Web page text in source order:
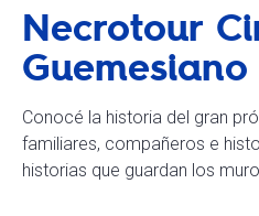
Necrotour
Guemesiano
Conocé la historia del gran
familiares, compañeros e
historias que guardan los